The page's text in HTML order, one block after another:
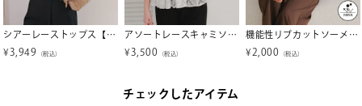
シアーレーストップス【メール便可／80】
¥ 3,949 （税込）
アソートレースキャミソールビスチェ【メール便可／100】
¥ 3,500 （税込）
機能性リブカットソーメロートップス【メール便可／100】
¥ 2,000 （税込）
チェックしたアイテム